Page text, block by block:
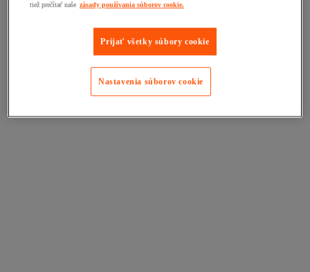
tiež prečítať naše zásady používania súborov cookie.
Prijať všetky súbory cookie
Nastavenia súborov cookie